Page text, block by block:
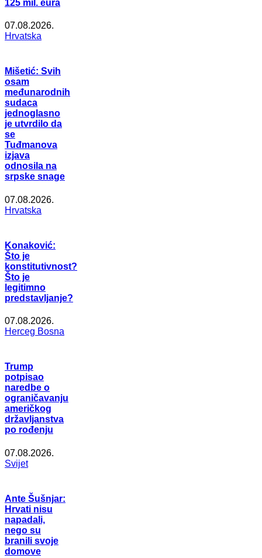
125 mil. eura
07.08.2026.
Hrvatska
Mišetić: Svih
osam
međunarodnih
sudaca
jednoglasno
je utvrdilo da
se
Tuđmanova
izjava
odnosila na
srpske snage
07.08.2026.
Hrvatska
Konaković:
Što je
konstitutivnost?
Što je
legitimno
predstavljanje?
07.08.2026.
Herceg Bosna
Trump
potpisao
naredbe o
ograničavanju
američkog
državljanstva
po rođenju
07.08.2026.
Svijet
Ante Šušnjar:
Hrvati nisu
napadali,
nego su
branili svoje
domove